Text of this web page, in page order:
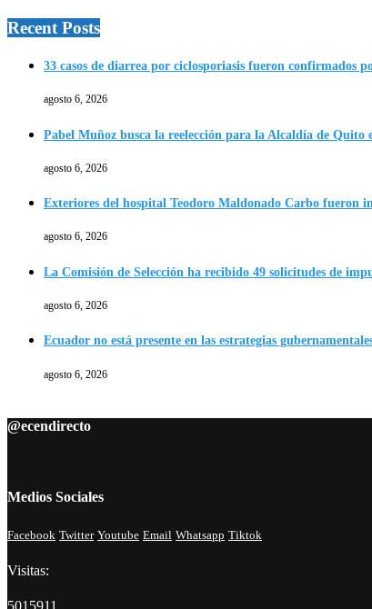
Recent Posts
33 casos de diarrea por ciclosporiasis fueron confirmados
agosto 6, 2026
Pabel Muñoz busca la reelección para la Alcaldía de Quito
agosto 6, 2026
Exteriores del hospital Teodoro Maldonado Carbo fueron
agosto 6, 2026
La Comisión de Selección ha recibido 49 solicitudes de
agosto 6, 2026
Ecuador no está presente en las estrategias
agosto 6, 2026
@ecendirecto
Medios Sociales
Facebook Twitter Youtube Email Whatsapp Tiktok
Visitas: